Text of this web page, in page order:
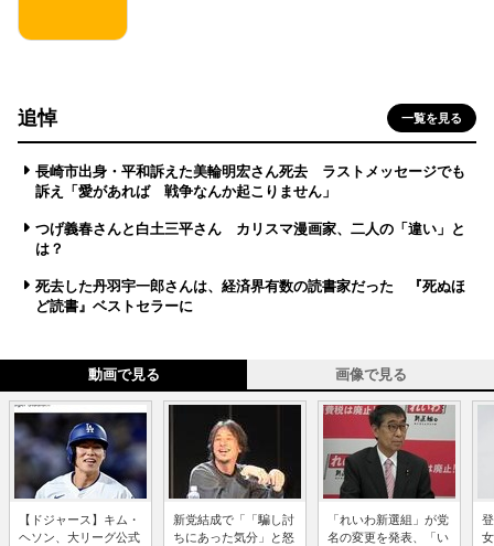
追悼 一覧を見る
長崎市出身・平和訴えた美輪明宏さん死去 ラストメッセージでも
訴え「愛があれば 戦争なんか起こりません」
つげ義春さんと白土三平さん カリスマ漫画家、二人の「違い」と
は？
死去した丹羽宇一郎さんは、経済界有数の読書家だった 『死ぬほ
ど読書』ベストセラーに
動画で見る 画像で見る
【ドジャース】キム・
ヘソン、大リーグ公式
新党結成で「「騙し討
ちにあった気分」と怒
「れいわ新選組」が党
名の変更を発表、「い